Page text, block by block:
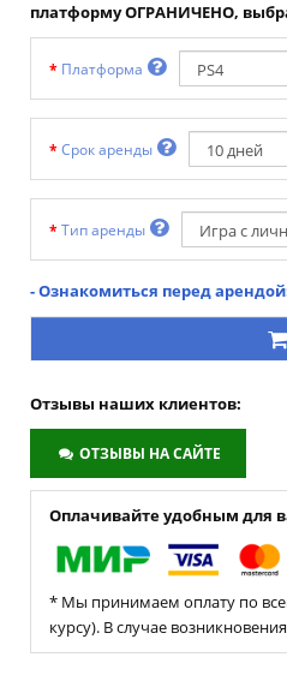
платформу ОГРАНИЧЕНО,
Платформа
Срок аренды
Тип аренды
- Ознакомиться перед
Отзывы наших клиентов:
ОТЗЫВЫ НА САЙТЕ
Оплачивайте удобным для
* Мы принимаем оплату по
курсу). В случае